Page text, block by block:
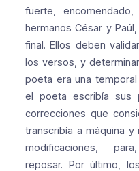
fuerte,
hermanos César y
final. Ellos deben
los versos, y
poeta era una
el poeta escribía sus
correcciones que
transcribía a máquina y
modificaciones,
reposar. Por último,